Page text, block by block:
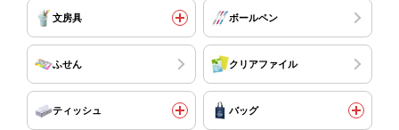
文房具 ボールペン
ふせん クリアファイル
ティッシュ バッグ